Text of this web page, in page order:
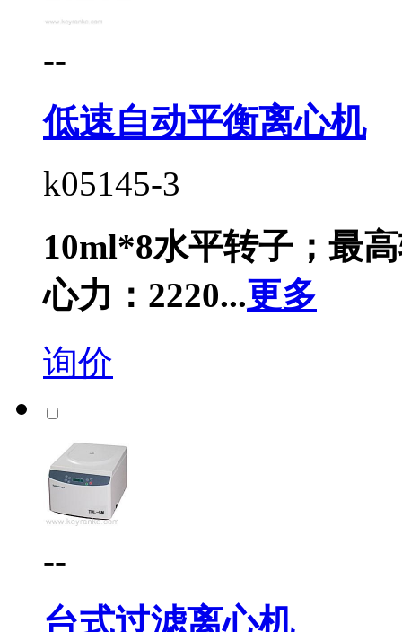
--
低速自动平衡离心机
k05145-3
10ml*8水平转子；最
心力：2220...更多
询价
--
台式过滤离心机